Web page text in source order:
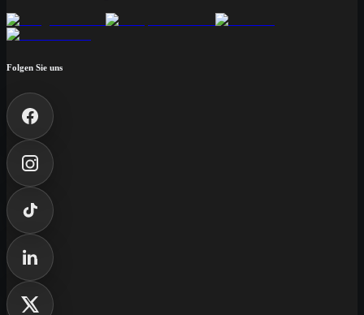
Folgen Sie uns